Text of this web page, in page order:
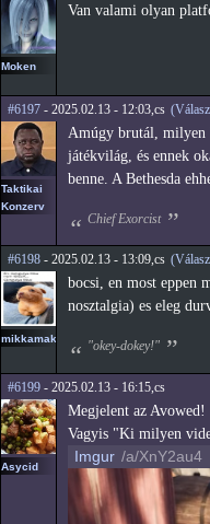
Moken
Van valami olyan
#6197 - 2025.02.13 - 12:03,cs
Taktikai
Konzerv
Amúgy brutál, milyen
játékvilág, és ennek
benne. A Bethesda
Chief Exorcist
#6198 - 2025.02.13 - 13:09,cs
mikkamakka
bocsi, en most eppen
nosztalgia) es eleg
"okey-dokey!"
#6199 - 2025.02.13 - 16:15,cs
Asycid
Megjelent az Avowed!
Vagyis "Ki milyen
Imgur /a/XnY2au4